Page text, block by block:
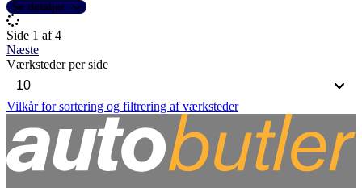
Se detaljer
Side 1 af 4
Næste
Værksteder per side
Vilkår for sortering og filtrering af værksteder